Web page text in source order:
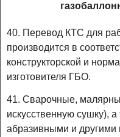
40. Перевод КТС для
производится в
конструкторской и
изготовителя ГБО.
41. Сварочные,
искусственную сушку),
абразивными и